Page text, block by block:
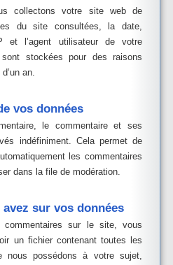
collectons votre site web de
du site consultées, la date,
et l’agent utilisateur de votre
stockées pour des raisons
an.
vos données
le commentaire et ses
indéfiniment. Cela permet de
les commentaires
dans la file de modération.
sur vos données
sur le site, vous
un fichier contenant toutes les
nous possédons à votre sujet,